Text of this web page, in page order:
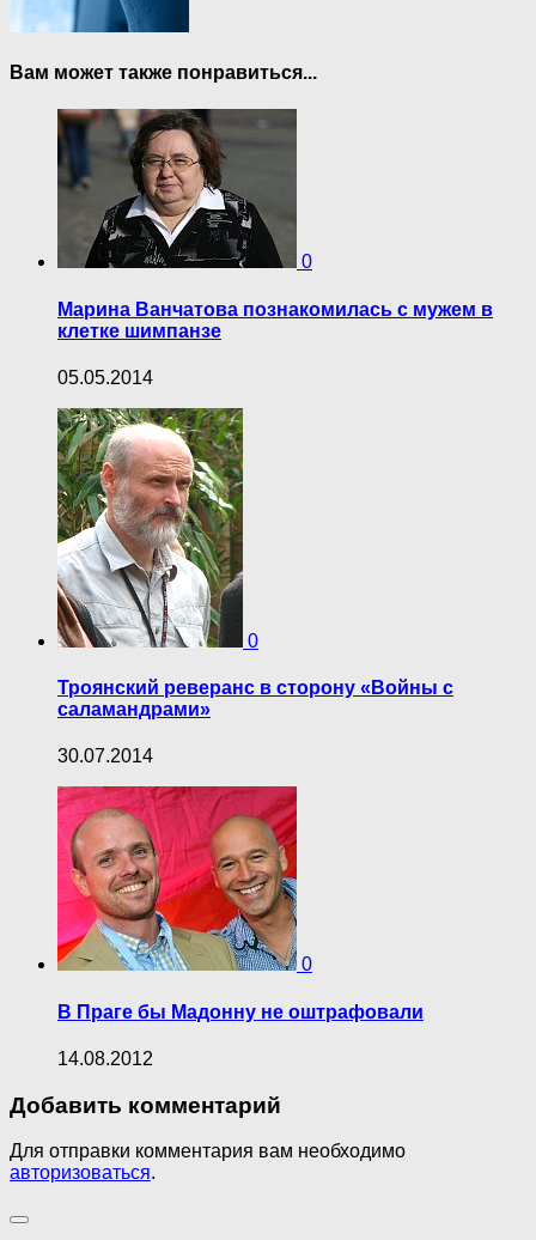
Вам может также понравиться...
0
Марина Ванчатова познакомилась с мужем в
клетке шимпанзе
05.05.2014
0
Троянский реверанс в сторону «Войны с
саламандрами»
30.07.2014
0
В Праге бы Мадонну не оштрафовали
14.08.2012
Добавить комментарий
Для отправки комментария вам необходимо
авторизоваться.